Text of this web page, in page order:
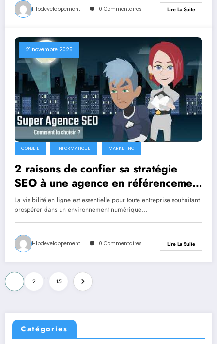
Hlpdeveloppement 0 Commentaires Lire La Suite
21 novembre 2025
CONSEIL INFORMATIQUE MARKETING
2 raisons de confier sa stratégie
SEO à une agence en référencement
naturel
La visibilité en ligne est essentielle pour toute entreprise souhaitant
prospérer dans un environnement numérique…
Hlpdeveloppement 0 Commentaires Lire La Suite
Pagination
des
publications
2
…
15
Catégories